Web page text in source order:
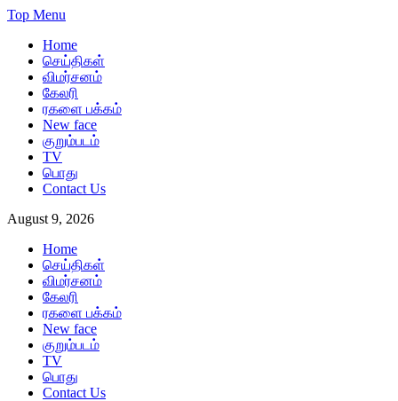
Skip
content
Top Menu
Home
செய்திகள்
விமர்சனம்
கேலரி
ரகளை பக்கம்
New face
குறும்படம்
TV
பொது
Contact Us
August 9, 2026
Home
செய்திகள்
விமர்சனம்
கேலரி
ரகளை பக்கம்
New face
குறும்படம்
TV
பொது
Contact Us